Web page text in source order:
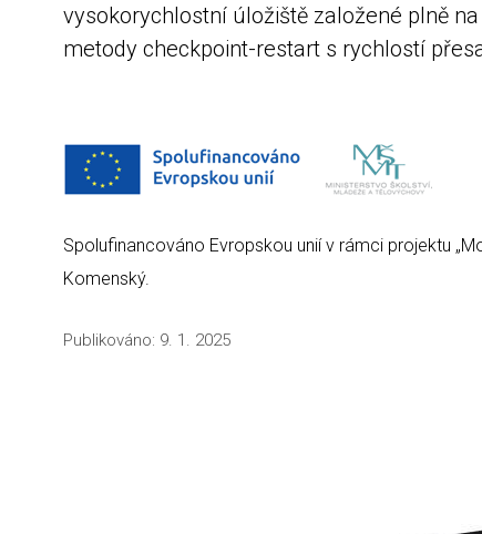
vysokorychlostní úložiště založené plně
metody checkpoint-restart s rychlostí
Spolufinancováno Evropskou unií v rámci projektu
Komenský.
Publikováno: 9. 1. 2025